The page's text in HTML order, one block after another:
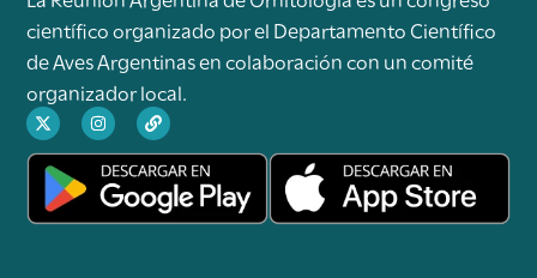
científico organizado por el Departamento Científico
de Aves Argentinas en colaboración con un comité
organizador local.